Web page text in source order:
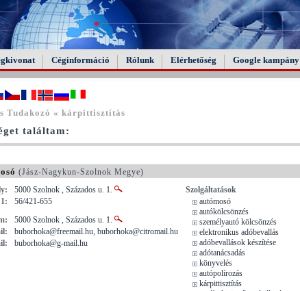
Céginformáció Rólunk Elérhetőség Google kampány
Tudakozó « kárpittisztítás
találtam:
(Jász-Nagykun-Szolnok Megye)
5000 Szolnok , Százados u. 1.
56/421-655
5000 Szolnok , Százados u. 1.
buborhoka@freemail.hu, buborhoka@citromail.hu
buborhoka@g-mail.hu
Szolgáltatások
autómosó
autókölcsönzés
személyautó kölcsönzés
elektronikus adóbevallás
adóbevallások készítése
adótanácsadás
könyvelés
autópolírozás
kárpittisztítás